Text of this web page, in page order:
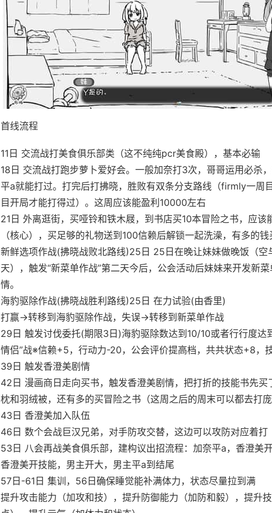
首线流程
11日 交流战打美食俱乐部类（这不纯纯pcr美食殿），基本必输
18日 交流战打跑步萝卜爱好会。一般加奈打3次，哥哥运用必杀
平a就能打过。打完后打拂晓，胜败有双条分支路线（firmly一周
目开局才能打得过）。这周应该能盈利10000左右
21日 外离逛街，买哑铃和铁木屐，到书店买10本冒险之书，应该
（核心），买足够的礼物送到100信赖后解锁一起洗澡，有多的
新鲜选项作战(拂晓战败北路线)25日 25日在晚让妹妹做晚饭（空
天），触发“新菜单作战”第二天今后，公会活动后妹妹来开发新
情。
海豹驱除作战(拂晓战胜利路线)25日 在力试验(由香里)
打赢→转移到海豹驱除作战，失误→转移到新菜单作战
29日 触发讨伐委托(期限3日)海豹驱除数达到10/10或者行行度达
情侣”战※信赖+5，行动力-20，公会评价提高档，共共状态+8，
39日 触发香澄美剧情
42日 漫画商日走向买书，触发香澄美剧情，把打折的技能书先买
枕和羽绒被，还有多的买冒险之书（这周之后的周末可以都去打庞
43日 香澄美加入队伍
46日 数个会战巨汉兄弟，对手防攻交替，这边可以攻防对应着打
53日 八会再战美食俱乐部，建构议出招流程：加奈平a，香澄美开
香澄美开技能，男主开大，男主平a到结尾
57日-61日 集训，56日确保睡觉能补满体力，状态尽量拉到满
提升攻击能力（加攻和技），提升防御能力（加防和毅），提升